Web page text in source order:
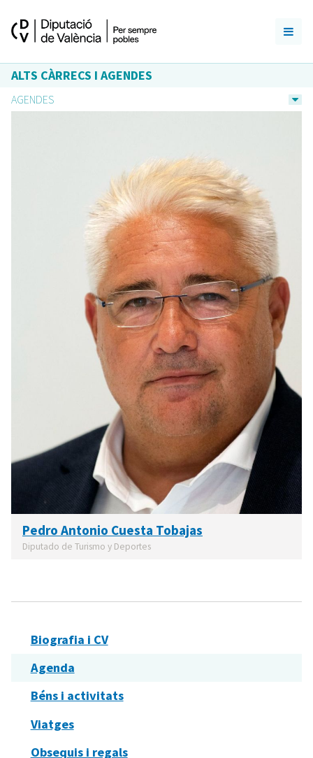
ALTS CÀRRECS I AGENDES
AGENDES
Pedro Antonio Cuesta Tobajas
Diputado de Turismo y Deportes
Biografia i CV
Agenda
Béns i activitats
Viatges
Obsequis i regals